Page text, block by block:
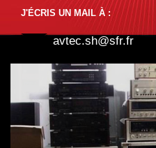
J'ÉCRIS UN MAIL À :
avtec.sh@sfr.fr